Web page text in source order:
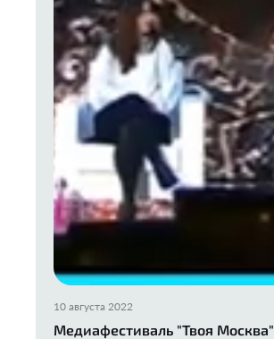
10 августа 2022
Медиафестиваль "Твоя Москва"